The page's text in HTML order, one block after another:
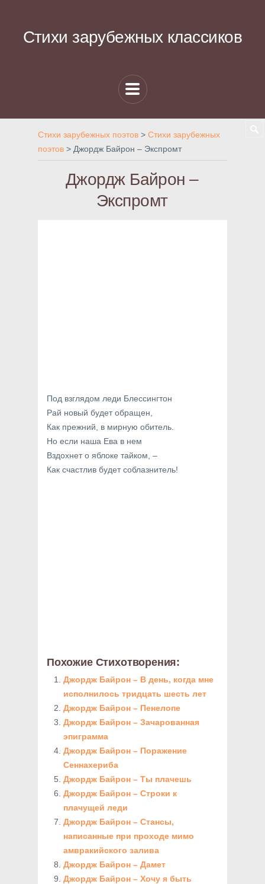
Стихи зарубежных классиков
Стихи зарубежных поэтов > Стихи зарубежных
поэтов > Джордж Байрон – Экспромт
Джордж Байрон –
Экспромт
Под взглядом леди Блессингтон
Рай новый будет обращен,
Как прежний, в мирную обитель.
Но если наша Ева в нем
Вздохнет о яблоке тайком, –
Как счастлив будет соблазнитель!
Похожие Стихотворения:
Джордж Байрон – В день, когда мне
исполнилось тридцать шесть лет
Джордж Байрон – Пенелопе
Джордж Байрон – Зачарованная
эпиграмма
Джордж Байрон – Поражение
Сеннахериба
Джордж Байрон – Ты плачешь
Джордж Байрон – Строки к
плачущей леди
Джордж Байрон – Стансы,
написанные при проходе мимо
амвракийского залива
Джордж Байрон – Дамет
Джордж Байрон – Хочу я быть